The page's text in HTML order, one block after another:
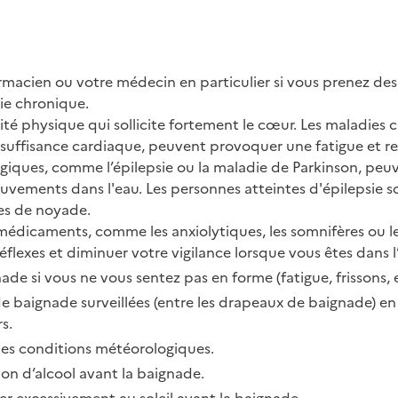
ou votre médecin en particulier si vous prenez
chronique.
physique qui sollicite fortement le cœur. Les maladies
cardiaque, peuvent provoquer une fatigue et
comme l’épilepsie ou la maladie de Parkinson,
dans l'eau. Les personnes atteintes d'épilepsie
de noyade.
comme les anxiolytiques, les somnifères ou
et diminuer votre vigilance lorsque vous êtes dans
si vous ne vous sentez pas en forme (fatigue, frissons,
baignade surveillées (entre les drapeaux de baignade)
conditions météorologiques.
d’alcool avant la baignade.